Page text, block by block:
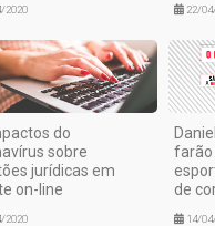
2020 22/
do
sobre
jurídicas em
on-line
2020
farão
de
14/